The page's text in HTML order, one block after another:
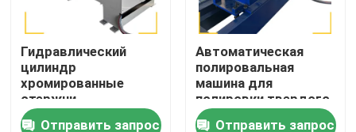
Продукты
О нас
Гидравлический
цилиндр
хромированные
стержни
Полирующая
Отправить запрос
Автоматическая
полировальная
машина для
полировки твердого
хрома с двумя
Отправить запрос